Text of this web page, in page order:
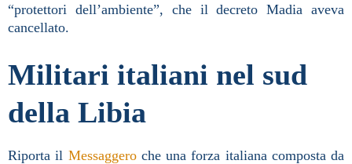
“protettori dell’ambiente”, che il decreto Madia aveva
cancellato.
Militari italiani nel sud
della Libia
Riporta il Messaggeroche una forza italiana composta da